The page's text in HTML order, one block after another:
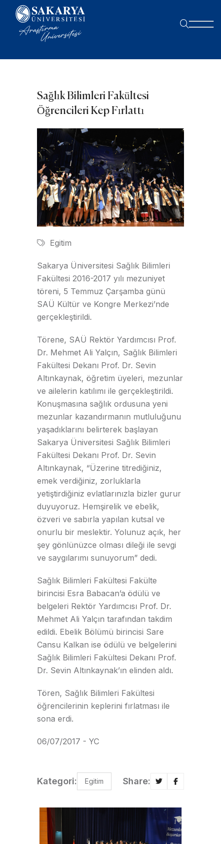
Sağlık Bilimleri Fakültesi
Öğrencileri Kep Fırlattı
Egitim
Sakarya Üniversitesi Sağlık Bilimleri
Fakültesi 2016-2017 yılı mezuniyet
töreni, 5 Temmuz Çarşamba günü
SAÜ Kültür ve Kongre Merkezi’nde
gerçekleştirildi.
Törene, SAÜ Rektör Yardımcısı Prof.
Dr. Mehmet Ali Yalçın, Sağlık Bilimleri
Fakültesi Dekanı Prof. Dr. Sevin
Altınkaynak, öğretim üyeleri, mezunlar
ve ailelerin katılımı ile gerçekleştirildi.
Konuşmasına sağlık ordusuna yeni
mezunlar kazandırmanın mutluluğunu
yaşadıklarını belirterek başlayan
Sakarya Üniversitesi Sağlık Bilimleri
Fakültesi Dekanı Prof. Dr. Sevin
Altınkaynak, “Üzerine titrediğiniz,
emek verdiğiniz, zorluklarla
yetiştirdiğiniz evlatlarınızla bizler gurur
duyuyoruz. Hemşirelik ve ebelik,
özveri ve sabırla yapılan kutsal ve
onurlu bir meslektir. Yolunuz açık, her
şey gönlünüzce olması dileği ile sevgi
ve saygılarımı sunuyorum” dedi.
Sağlık Bilimleri Fakültesi Fakülte
birincisi Esra Babacan’a ödülü ve
belgeleri Rektör Yardımcısı Prof. Dr.
Mehmet Ali Yalçın tarafından takdim
edildi. Ebelik Bölümü birincisi Sare
Cansu Kalkan ise ödülü ve belgelerini
Sağlık Bilimleri Fakültesi Dekanı Prof.
Dr. Sevin Altınkaynak’ın elinden aldı.
Tören, Sağlık Bilimleri Fakültesi
öğrencilerinin keplerini fırlatması ile
sona erdi.
06/07/2017 - YC
Kategori: Egitim Share: